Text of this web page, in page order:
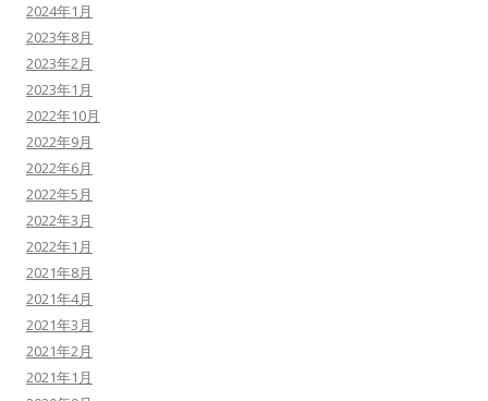
2024年1月
2023年8月
2023年2月
2023年1月
2022年10月
2022年9月
2022年6月
2022年5月
2022年3月
2022年1月
2021年8月
2021年4月
2021年3月
2021年2月
2021年1月